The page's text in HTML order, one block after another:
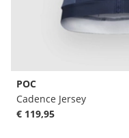
POC
Cadence Jersey
€ 119,95